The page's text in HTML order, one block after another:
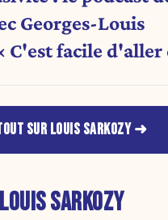
Georges-Louis
C'est facile d'aller
grandes valeurs »
SUR LOUIS SARKOZY
LOUIS SARKOZY